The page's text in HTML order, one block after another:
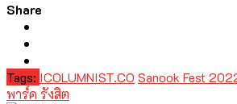
Share
Tags: ICOLUMNIST.CO Sanook Fest
พาร์ค รังสิต